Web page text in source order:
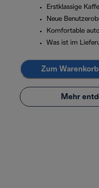
Erstklassige
Neue
Komfortable
Was ist im
Zum
Mehr